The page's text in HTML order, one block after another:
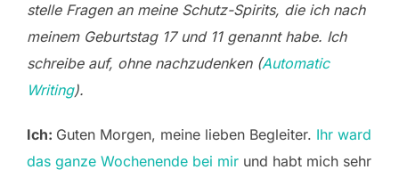
stelle Fragen an meine Schutz-Spirits, die ich nach
meinem Geburtstag 17 und 11 genannt habe. Ich
schreibe auf, ohne nachzudenken (Automatic
Writing).
Ich: Guten Morgen, meine lieben Begleiter. Ihr ward
das ganze Wochenende bei mir und habt mich sehr